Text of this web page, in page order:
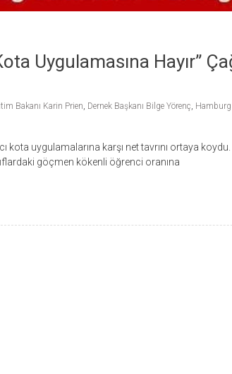
Uygulamasına Hayır”
Bakanı Karin Prien, Dernek Başkanı Bilge Yörenç,
kota uygulamalarına karşı net tavrını ortaya
göçmen kökenli öğrenci oranına